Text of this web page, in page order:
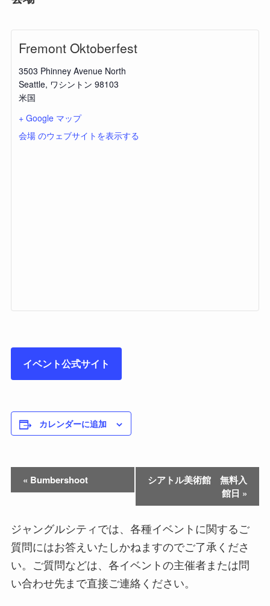
Fremont Oktoberfest
3503 Phinney Avenue North
Seattle, ワシントン 98103
米国
+ Google マップ
会場 のウェブサイトを表示する
イベント公式サイト
カレンダーに追加
« Bumbershoot
シアトル美術館 無料入
館日 »
ジャングルシティでは、各種イベントに関するご
質問にはお答えいたしかねますのでご了承くださ
い。ご質問などは、各イベントの主催者または問
い合わせ先まで直接ご連絡ください。